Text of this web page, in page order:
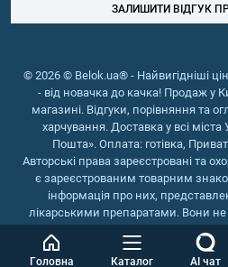
Головна Каталог AI чат
ЗАЛИШИТИ ВІДГУК
© 2026 © Belok.ua® - Найвигідніші
- від новачка до качка! Продаж у
магазині. Відгуки, порівняння та
харчування. Доставка у всі
Пошта». Оплата: готівка,
Авторські права зареєстровані та
є зареєстрованим товарним
інформація про них,
лікарськими препаратами. Вони не
зняття симптомів та
Інтернет магазин Belok.ua
харчування